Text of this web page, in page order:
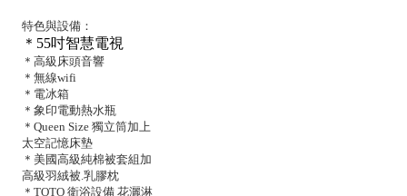
特色與設備：
＊55吋智慧電視
＊高級床頭音響
＊無線wifi
＊電冰箱
＊象印電動熱水瓶
＊Queen Size 獨立筒加上
太空記憶床墊
＊美國高級純棉被套組加
高級羽絨被.乳膠枕
＊TOTO 衛浴設備 花灑淋